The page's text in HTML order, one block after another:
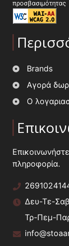
προσβασιμότητας
Brands
Αγορά
Ο
πληροφορία.
Δευ-Τε-
Τρ-Πεμ-